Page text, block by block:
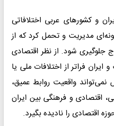
و کشورهای عربی اختلافاتی
مدیریت و تحمل کرد که از
جلوگیری شود. از نظر اقتصادی
فراتر از اختلافات ملی یا
واقعیت روابط عمیق،
اقتصادی و فرهنگی بین ایران
اقتصادی را نادیده بگیرد.